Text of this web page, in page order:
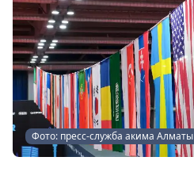
Фото: пресс-служба акима Алматы